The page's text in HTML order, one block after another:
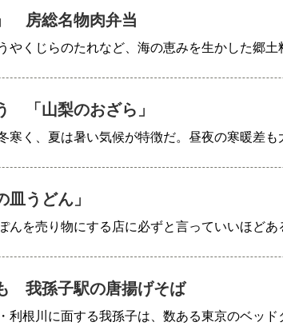
房総名物肉弁当
やくじらのたれなど、海の恵みを生かした郷
「山梨のおざら」
寒く、夏は暑い気候が特徴だ。昼夜の寒暖差
うどん」
んを売り物にする店に必ずと言っていいほど
我孫子駅の唐揚げそば
利根川に面する我孫子は、数ある東京のベッ